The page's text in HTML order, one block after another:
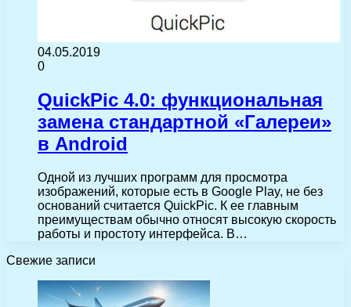
04.05.2019
0
QuickPic 4.0: функциональная
замена стандартной «Галереи»
в Android
Одной из лучших программ для просмотра
изображений, которые есть в Google Play, не без
оснований считается QuickPic. К ее главным
преимуществам обычно относят высокую скорость
работы и простоту интерфейса. В…
Свежие записи